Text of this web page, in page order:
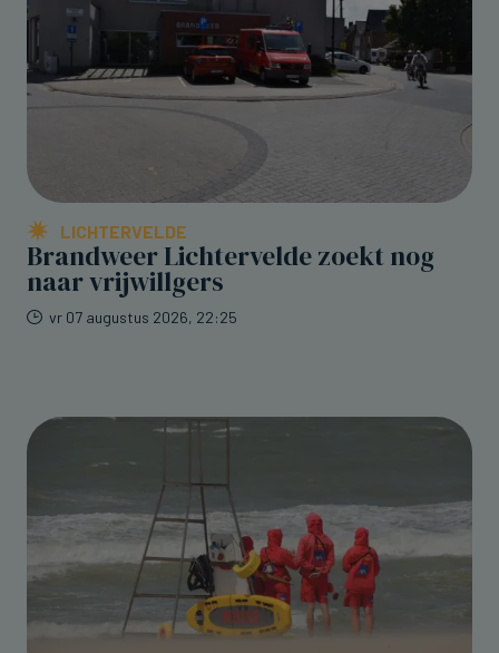
LICHTERVELDE
Brandweer Lichtervelde zoekt nog
naar vrijwillgers
vr 07 augustus 2026, 22:25